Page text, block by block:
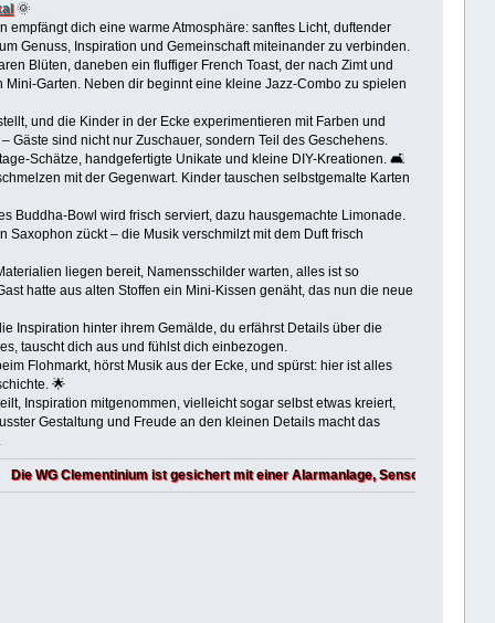
🌞
dich eine warme Atmosphäre: sanftes Licht, duftender
Genuss, Inspiration und Gemeinschaft miteinander zu verbinden.
Blüten, daneben ein fluffiger French Toast, der nach Zimt und
Garten. Neben dir beginnt eine kleine Jazz-Combo zu spielen
und die Kinder in der Ecke experimentieren mit Farben und
Gäste sind nicht nur Zuschauer, sondern Teil des Geschehens.
Schätze, handgefertigte Unikate und kleine DIY-Kreationen. 🛋️
mit der Gegenwart. Kinder tauschen selbstgemalte Karten
Buddha-Bowl wird frisch serviert, dazu hausgemachte Limonade.
zückt – die Musik verschmilzt mit dem Duft frisch
liegen bereit, Namensschilder warten, alles ist so
hatte aus alten Stoffen ein Mini-Kissen genäht, das nun die neue
Inspiration hinter ihrem Gemälde, du erfährst Details über die
tauscht dich aus und fühlst dich einbezogen.
Flohmarkt, hörst Musik aus der Ecke, und spürst: hier ist alles
🌟
Inspiration mitgenommen, vielleicht sogar selbst etwas kreiert,
Gestaltung und Freude an den kleinen Details macht das
ist gesichert mit einer Alarmanlage, Sensoren und Cameras!